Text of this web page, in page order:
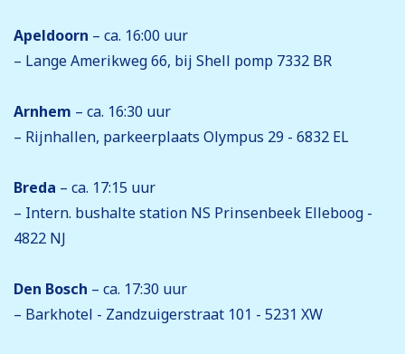
Apeldoorn – ca. 16:00 uur
– Lange Amerikweg 66, bij Shell pomp 7332 BR
Arnhem – ca. 16:30 uur
– Rijnhallen, parkeerplaats Olympus 29 - 6832 EL
Breda – ca. 17:15 uur
– Intern. bushalte station NS Prinsenbeek Elleboog -
4822 NJ
Den Bosch – ca. 17:30 uur
– Barkhotel - Zandzuigerstraat 101 - 5231 XW